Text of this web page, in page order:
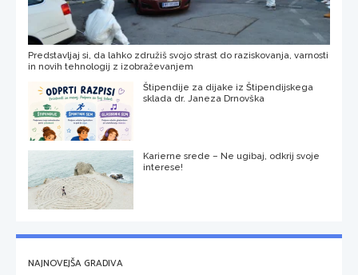
Predstavljaj si, da lahko združiš svojo strast do raziskovanja, varnosti
in novih tehnologij z izobraževanjem
Štipendije za dijake iz Štipendijskega
sklada dr. Janeza Drnovška
Karierne srede – Ne ugibaj, odkrij svoje
interese!
NAJNOVEJŠA GRADIVA